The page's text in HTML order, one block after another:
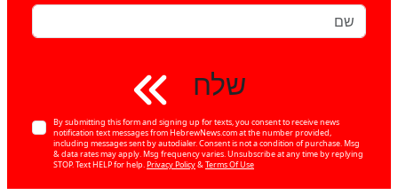
שלח
By submitting this form and signing up for texts, you consent to receive news
notification text messages from HebrewNews.com at the number provided,
including messages sent by autodialer. Consent is not a condition of purchase. Msg
& data rates may apply. Msg frequency varies. Unsubscribe at any time by replying
STOP. Text HELP for help. Privacy Policy& Terms Of Use